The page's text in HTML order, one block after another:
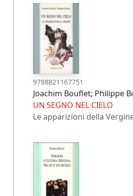
9788821167751
Joachim Bouflet; Philippe
UN SEGNO NEL CIELO
Le apparizioni della